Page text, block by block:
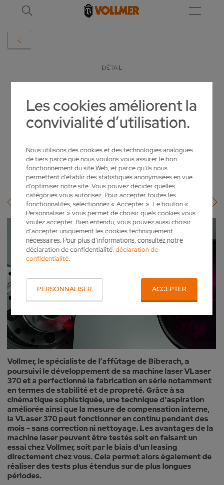
Les cookies améliorent la
convivialité d’utilisation.
Nous utilisons des cookies et des technologies analogues
de tiers parce que nous voulons vous assurer le bon
fonctionnement du site Web, et parce qu’ils nous
permettent d'établir des statistiques anonymisées en vue
d’optimiser notre site. Vous pouvez décider quelles
catégories vous autorisez. Pour accepter toutes les
fonctionnalités, sélectionnez « Accepter ». Le bouton «
Personnaliser » vous permet de choisir quels cookies vous
voulez accepter. Bien entendu, vous pouvez aussi choisir
d’accepter uniquement les cookies techniquement
nécessaires. Pour plus d’informations, consultez notre
déclaration de confidentialité.déclaration de
confidentialité.
PERSONNALISER ACCEPTER
DÉTAIL
UNE MACHINE PLUS STABLE ET PLUS
PROPRE : LA VLASER370 MARQUE DES
2025-09-23
Vollmer, le spécialiste de l’affûtage de Biberach, a
poursuivi le développement de sa machine laser VLaser
370 et a perfectionné la fabrication en série notamment
en termes de stabilité et de propreté. Grâce à sa
cinématique sophistiquée, une technique d'aspiration
améliorée ainsi que la mesure de compensation interne,
la VLaser 370 peut fonctionner en continu pendant des
mois – sans correction ni nettoyage. Les avantages de la
machine laser peuvent être testés soit en faisant un
essai chez Vollmer, soit par le biais d'un leasing
directement chez vous. Cela permet alors également de
réaliser des tests plus étendus sur de plus longues
périodes.